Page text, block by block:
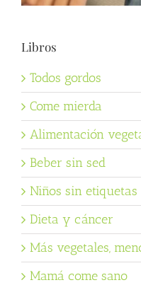
Libros
Todos gordos
Come mierda
Alimentación
Beber sin sed
Niños sin etiquetas
Dieta y cáncer
Más vegetales,
Mamá come sano